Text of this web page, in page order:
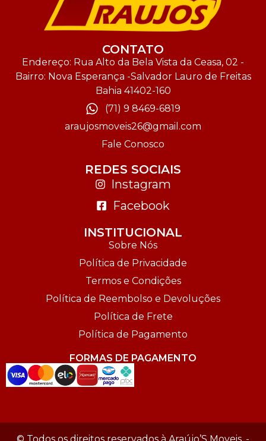
CONTATO
Endereço: Rua Alto da Bela Vista da Ceasa, 02 -
Bairro: Nova Esperança -Salvador Lauro de Freitas
Bahia 41402-160
(71) 9 8469-6819
araujosmoveis26@gmail.com
Fale Conosco
REDES SOCIAIS
Instagram
Facebook
INSTITUCIONAL
Sobre Nós
Política de Privacidade
Termos e Condições
Política de Reembolso e Devoluções
Política de Frete
Política de Pagamento
FORMAS DE PAGAMENTO